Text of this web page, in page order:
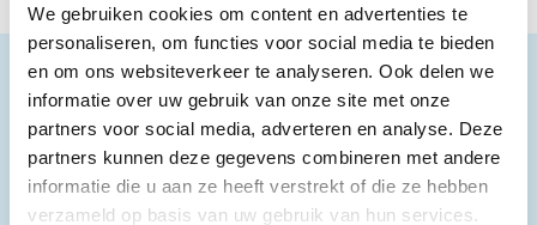
We gebruiken cookies om content en advertenties te
personaliseren, om functies voor social media te bieden
en om ons websiteverkeer te analyseren. Ook delen we
informatie over uw gebruik van onze site met onze
partners voor social media, adverteren en analyse. Deze
partners kunnen deze gegevens combineren met andere
informatie die u aan ze heeft verstrekt of die ze hebben
verzameld op basis van uw gebruik van hun services.